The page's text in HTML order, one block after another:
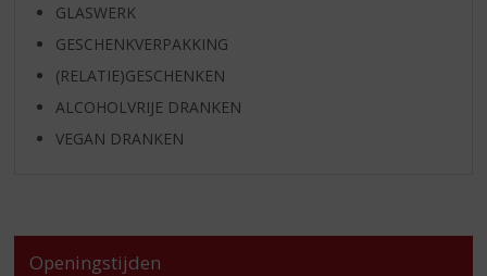
GLASWERK
GESCHENKVERPAKKING
(RELATIE)GESCHENKEN
ALCOHOLVRIJE DRANKEN
VEGAN DRANKEN
Openingstijden